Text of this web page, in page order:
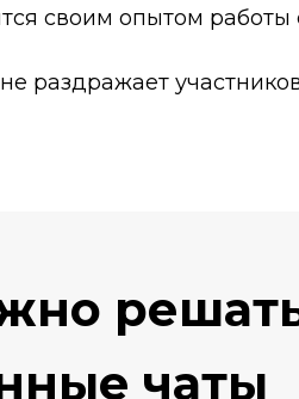
своим опытом
раздражает
чаты